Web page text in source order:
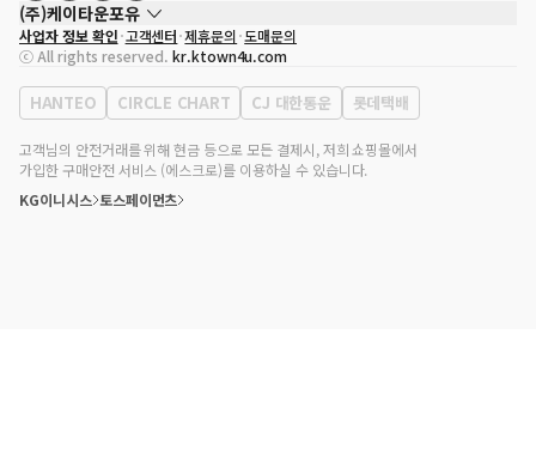
(주)케이타운포유
대표자
송효민
사업자등록번호
120-87-71116
통신판매업 신고번호 제2011-서울강남-02223
대표전화
02-552-9855
사업자 정보 확인 고객센터 제휴문의 도매문의
ⓒ All rights reserved. kr.ktown4u.com
HANTEO CIRCLE CHART CJ 대한통운 롯데택배
고객님의 안전거래를 위해 현금 등으로 모든 결제시, 저희 쇼핑몰에서
가입한 구매안전 서비스 (에스크로)를 이용하실 수 있습니다.
KG이니시스 토스페이먼츠